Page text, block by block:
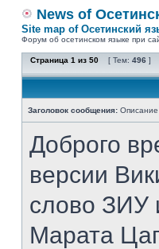
News of
Site map of Осетинский
Форум об осетинском языке при
Страница 1 из 50 [ Тем: 496 ]
Заголовок сообщения:
Доброго
версии
слово ЗИУ
Марата